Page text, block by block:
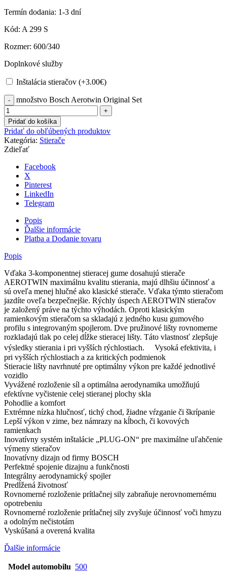
Termín dodania: 1-3 dní
Kód: A 299 S
Rozmer: 600/340
Doplnkové služby
Inštalácia stieračov (+3.00€)
množstvo Bosch Aerotwin Original Set
Pridať do košíka
Pridať do obľúbených produktov
Kategória: Stierače
Zdieľať
Facebook
X
Pinterest
LinkedIn
Telegram
Popis
Ďalšie informácie
Platba a Dodanie tovaru
Popis
Vďaka 3-komponentnej stieracej gume dosahujú stierače
AEROTWIN maximálnu kvalitu stierania, majú dlhšiu účinnosť a
sú oveľa menej hlučné ako klasické stierače. Vďaka týmto stieračom
jazdíte oveľa bezpečnejšie. Rýchly úspech AEROTWIN stieračov
je založený práve na týchto výhodách. Oproti klasickým
ramienkovým stieračom sa skladajú z jedného kusu gumového
profilu s integrovaným spojlerom. Dve pružinové lišty rovnomerne
rozkladajú tlak po celej dĺžke stieracej lišty. Táto vlastnosť zlepšuje
výsledky stierania i pri vyšších rýchlostiach. Vysoká efektivita, i
pri vyšších rýchlostiach a za kritických podmienok
Stieracie lišty navrhnuté pre optimálny výkon pre každé jednotlivé
vozidlo
Vyvážené rozloženie síl a optimálna aerodynamika umožňujú
efektívne vyčistenie celej stieranej plochy skla
Pohodlie a komfort
Extrémne nízka hlučnosť, tichý chod, žiadne vŕzganie či škrípanie
Lepší výkon v zime, bez námrazy na kĺboch, či kovových
ramienkach
Inovatívny systém inštalácie „PLUG-ON“ pre maximálne uľahčenie
výmeny stieračov
Inovatívny dizajn od firmy BOSCH
Perfektné spojenie dizajnu a funkčnosti
Integrálny aerodynamický spojler
Predĺžená životnosť
Rovnomerné rozloženie prítlačnej sily zabraňuje nerovnomernému
opotrebeniu
Rovnomerné rozloženie prítlačnej sily zvyšuje účinnosť voči hmyzu
a odolným nečistotám
Vyskúšaná a overená kvalita
Ďalšie informácie
Model automobilu 500